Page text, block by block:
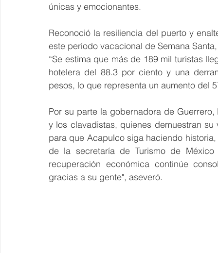
únicas y emocionantes.
Reconoció la resiliencia del puerto y
este período vacacional de Semana
“Se estima que más de 189 mil turistas
hotelera del 88.3 por ciento y una
pesos, lo que representa un aumento del
Por su parte la gobernadora de
y los clavadistas, quienes demuestran
para que Acapulco siga haciendo
de la secretaría de Turismo de
recuperación económica continúe
gracias a su gente", aseveró.